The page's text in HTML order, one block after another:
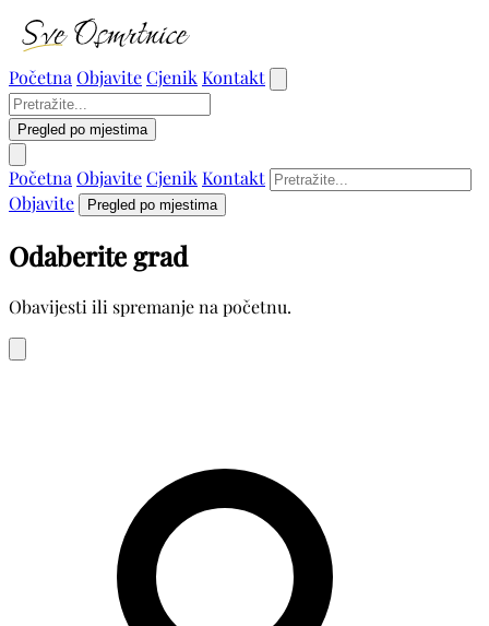
Početna ObjaviteCjenik Kontakt
Pregled po mjestima
Početna ObjaviteCjenik Kontakt
Objavite
Pregled po mjestima
Odaberite grad
Obavijesti ili spremanje na početnu.